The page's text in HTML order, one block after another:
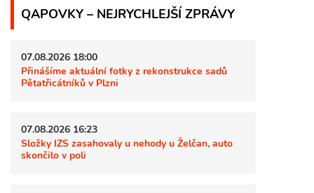
QAPOVKY – NEJRYCHLEJŠÍ ZPRÁVY
07.08.2026 18:00
Přinášíme aktuální fotky z rekonstrukce sadů
Pětatřicátníků v Plzni
07.08.2026 16:23
Složky IZS zasahovaly u nehody u Želčan, auto
skončilo v poli